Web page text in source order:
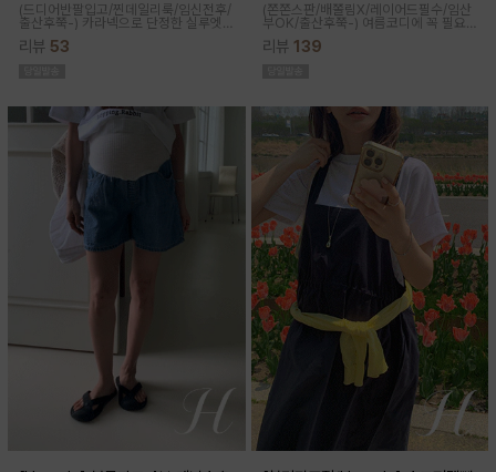
(드디어반팔입고/찐데일리룩/임신전후/
출산후쭉-) 카라넥으로 단정한 실루엣
과 배색 디테일이 들어가면서 전체적으
로 여유있는 핏감과 미운 군살을 가려주
리뷰 53
(쫀쫀스판/배쫄림X/레이어드필수/임산
부OK/출산후쭉-) 여름코디에 꼭 필요
한 핫아이템, 스포티한 무드의 바이커팬
츠!쫀쫀한 다리라인과 배부분은 부드럽
리뷰 139